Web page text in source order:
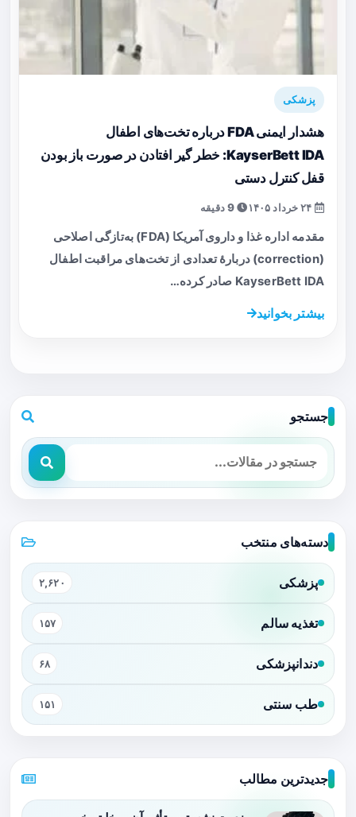
پزشکی
هشدار ایمنی FDA درباره تخت‌های اطفال
KayserBett IDA: خطر گیر افتادن در صورت باز بودن
قفل کنترل دستی
9 دقیقه
مقدمه اداره غذا و داروی آمریکا (FDA) به‌تازگی اصلاحی
(correction) دربارهٔ تعدادی از تخت‌های مراقبت اطفال
KayserBett IDA صادر کرده…
بیشتر بخوانید
جستجو
دسته‌های منتخب
پزشکی ۲,۶۲۰
تغذیه سالم ۱۵۷
دندانپزشکی ۶۸
طب سنتی ۱۵۱
جدیدترین مطالب